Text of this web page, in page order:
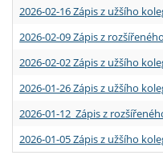
2026-02-16 Zápis z užšího
2026-02-09 Zápis z
2026-02-02 Zápis z užšího
2026-01-26 Zápis z užšího
2026-01-12 Zápis z
2026-01-05 Zápis z užšího